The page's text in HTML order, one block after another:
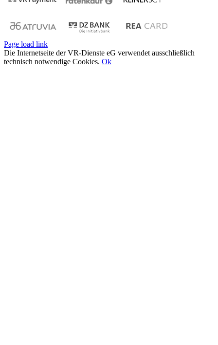
Page load link
Die Internetseite der VR-Dienste eG verwendet ausschließlich
technisch notwendige Cookies. Ok